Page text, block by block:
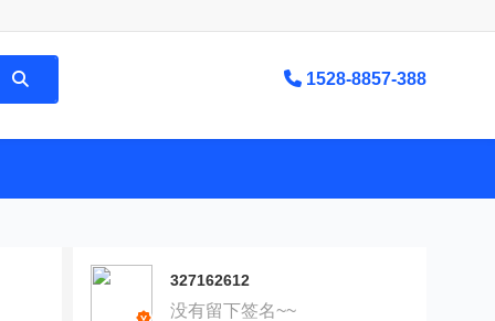
1528-8857-388
327162612
没有留下签名~~